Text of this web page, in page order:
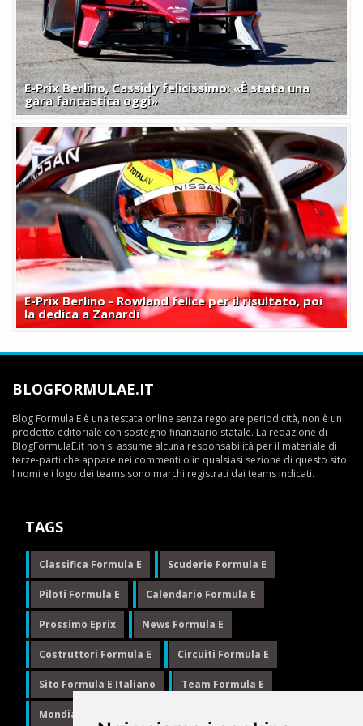
E-Prix Berlino, Cassidy felicissimo: «È stata una
gara fantastica oggi»
E-Prix Berlino - Rowland felice per il risultato, poi
la dedica a Zanardi
BLOGFORMULAE.IT
Blog Formula E è una testata online senza regolare periodicità, non è un
prodotto editoriale con sostegno finanziario statale. La redazione di
BlogFormulaE.it non si assume alcuna responsabilità per il materiale di
terze-parti che appare nei commenti o in qualsiasi sezione di questo sito.
I nomi e i logo dei teams sono marchi registrati dai teams indicati.
TAGS
Classifica Formula E Scuderie Formula E
Piloti Formula E Calendario Formula E
Prossimo Eprix News Formula E
Costruttori Formula E Circuiti Formula E
Sito Formula E Italiano Team Formula E
Mondiale Formula E